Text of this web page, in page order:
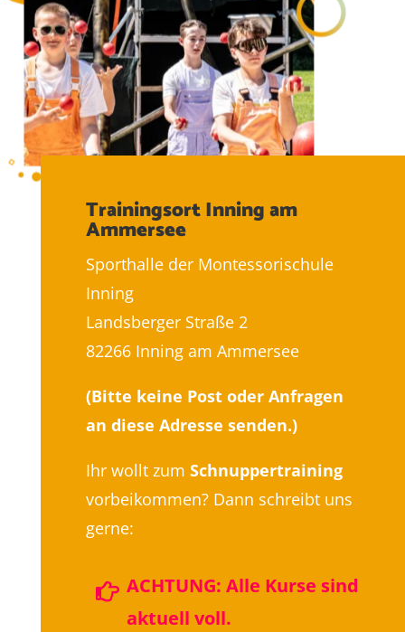
Trainingsort Inning am
Ammersee
Sporthalle der Montessorischule
Inning
Landsberger Straße 2
82266 Inning am Ammersee
(Bitte keine Post oder Anfragen
an diese Adresse senden.)
Ihr wollt zum Schnuppertraining
vorbeikommen? Dann schreibt uns
gerne:
 ACHTUNG: Alle Kurse sind
aktuell voll.